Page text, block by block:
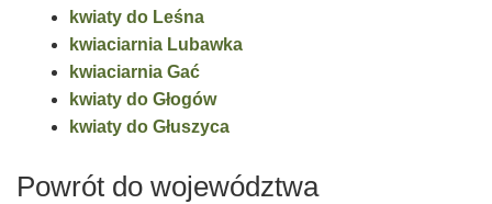
kwiaty do Leśna
kwiaciarnia Lubawka
kwiaciarnia Gać
kwiaty do Głogów
kwiaty do Głuszyca
Powrót do województwa